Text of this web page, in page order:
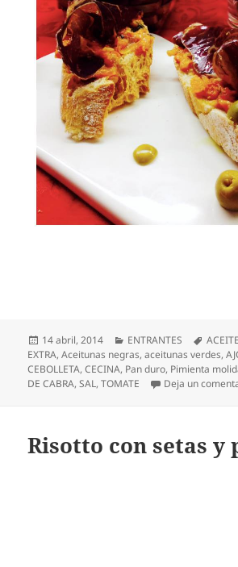
Publicado
el
14 abril, 2014 Categorías
ENTRANTES
EXTRA,Aceitunas negras,aceitunas verdes,
CEBOLLETA,CECINA, Pan duro, Pimienta
DE CABRA,SAL,TOMATE Deja un
Risotto con setas y